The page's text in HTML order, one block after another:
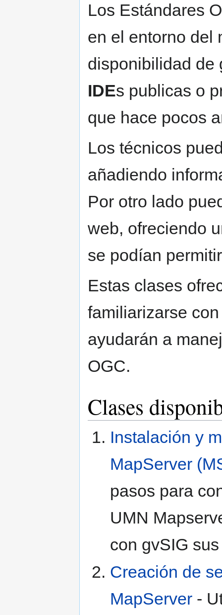
Los Estándares
en el entorno del
disponibilidad de
IDEs publicas o
que hace pocos
Los técnicos
añadiendo
Por otro lado
web, ofreciendo
se podían
Estas clases
familiarizarse
ayudarán a
OGC.
Clases
Instalación y
MapServer
pasos para
UMN
con gvSIG
Creación de
MapServer-